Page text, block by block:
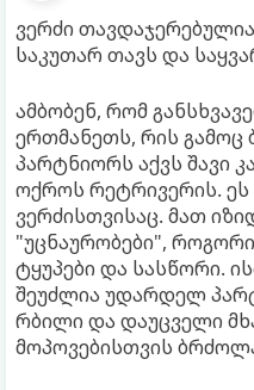
ვერძი
საკუთარ თავს და
ამბობენ, რომ
ერთმანეთს, რის გამოც
პარტნიორს აქვს შავი
ოქროს რეტრივერის.
ვერძისთვისაც. მათ
"უცნაურობები",
ტყუპები და სასწორი.
შეუძლია უდარდელ
რბილი და დაუცველი
მოპოვებისთვის